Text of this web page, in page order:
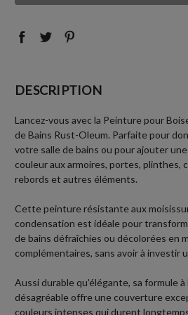
:
:
DESCRIPTION
Lancez-vous avec la Peinture pour
de Bains Rust-Oleum. Parfaite pour
votre salle de bains ou pour ajouter
couleur aux armoires, portes, plinthes,
rebords et autres éléments.
Cette peinture résistante aux
condensation est idéale pour
de bains défraîchies ou décolorées en
complémentaires, sans avoir à investir
Aussi durable qu'élégante, sa formule
désagréable offre une couverture
couleurs intenses qui durent